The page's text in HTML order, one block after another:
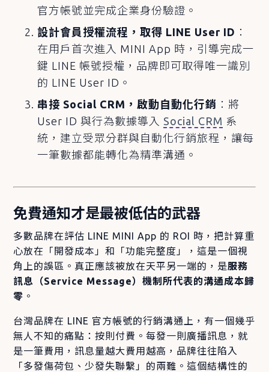
官方帳號並完成企業身份驗證。
設計會員授權流程，取得 LINE User ID ：
在用戶首次進入 MINI App 時，引導完成一
鍵 LINE 帳號授權，品牌即可取得唯一識別
的 LINE User ID。
串接 Social CRM，啟動自動化行銷 ：將
User ID 與行為數據導入 Social CRM 系
統，建立受眾分群與自動化行銷旅程，讓每
一筆數據都能轉化為精準溝通。
免費通知才是最被低估的武器
多數品牌在評估 LINE MINI App 的 ROI 時，把計算重
心放在「開發成本」和「功能完整度」，這是一個視
角上的誤區。真正應該被放在天平另一端的，是服務
訊息（Service Message）機制所代表的溝通成本歸
零 。
台灣品牌在 LINE 官方帳號的行銷溝通上，有一個幾乎
無人不知的痛點：按則付費。每發一則廣播訊息，就
是一筆費用，訊息量越大費用越高，品牌往往陷入
「多發傷荷包、少發失聯繫」的兩難。這個結構性的